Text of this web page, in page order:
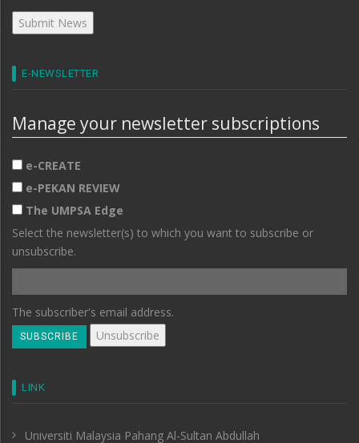
E-NEWSLETTER
Manage your newsletter subscriptions
e-CREATE
e-PEKAN REVIEW
The UMPSA Edge
Select the newsletter(s) to which you want to subscribe or
unsubscribe.
The subscriber's email address.
LINK
Universiti Malaysia Pahang Al-Sultan Abdullah